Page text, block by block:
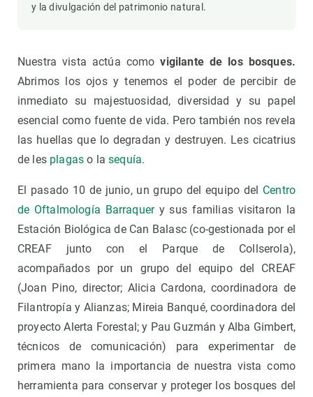
y la divulgación del patrimonio natural.
Nuestra vista actúa comovigilante de los bosques.
Abrimos los ojos y tenemos el poder de percibir de
inmediato su majestuosidad, diversidad y su papel
esencial como fuente de vida. Pero también nos revela
las huellas que lo degradan y destruyen. Les cicatrius
de les plagas o lasequía.
El pasado 10 de junio, un grupo del equipo del Centro
de Oftalmología Barraquery sus familias visitaron la
Estación Biológica de Can Balasc (co-gestionada por el
CREAF junto con el Parque de Collserola),
acompañados por un grupo del equipo del CREAF
(Joan Pino, director; Alicia Cardona, coordinadora de
Filantropía y Alianzas; Mireia Banqué, coordinadora del
proyecto Alerta Forestal; y Pau Guzmán y Alba Gimbert,
técnicos de comunicación) para experimentar de
primera mano la importancia de nuestra vista como
herramienta para conservar y proteger los bosques del